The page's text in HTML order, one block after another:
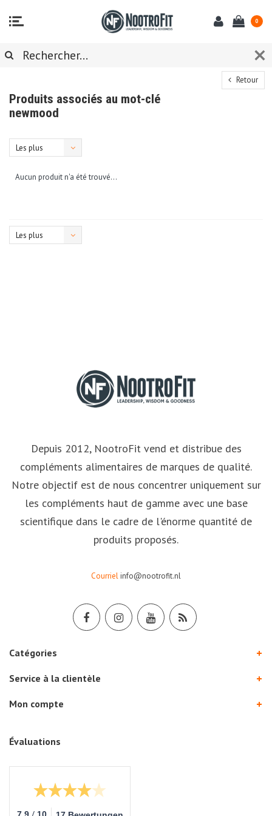
0
Retour
Produits associés au mot-clé
newmood
Les plus
Aucun produit n'a été trouvé...
Les plus
Depuis 2012, NootroFit vend et distribue des
compléments alimentaires de marques de qualité.
Notre objectif est de nous concentrer uniquement sur
les compléments haut de gamme avec une base
scientifique dans le cadre de l'énorme quantité de
produits proposés.
Courrielinfo@nootrofit.nl
Catégories
Service à la clientèle
Mon compte
Évaluations